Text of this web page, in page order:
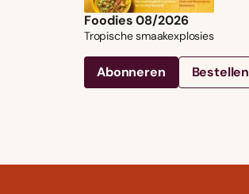
Foodies 08/2026
Tropische smaakexplosies
Abonneren Bestellen